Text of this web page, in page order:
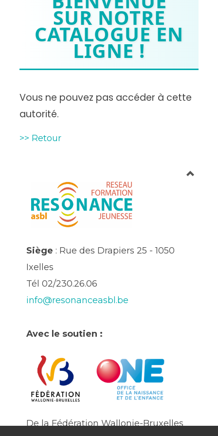
SUR NOTRE
CATALOGUE EN
LIGNE !
Vous ne pouvez pas accéder à cette
autorité.
>> Retour
Siège : Rue des Drapiers 25 - 1050
Ixelles
Tél 02/230.26.06
info@resonanceasbl.be
Avec le soutien :
De la Fédération Wallonie-Bruxelles